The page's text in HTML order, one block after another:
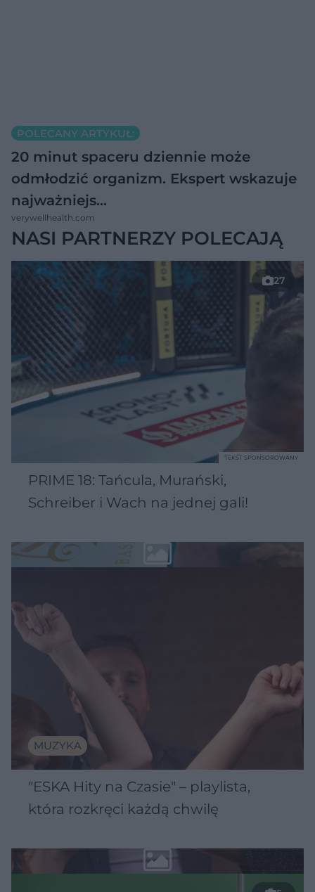
POLECANY ARTYKUŁ:
20 minut spaceru dziennie może
odmłodzić organizm. Ekspert wskazuje
najważniejs…
verywellhealth.com
NASI PARTNERZY POLECAJĄ
27
PRIME 18: Tańcula, Murański,
Schreiber i Wach na jednej gali!
TEKST SPONSOROWANY
MUZYKA
"ESKA Hity na Czasie" – playlista,
która rozkręci każdą chwilę